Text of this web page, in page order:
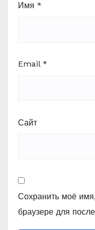
Имя *
Email *
Сайт
Сохранить моё
браузере для